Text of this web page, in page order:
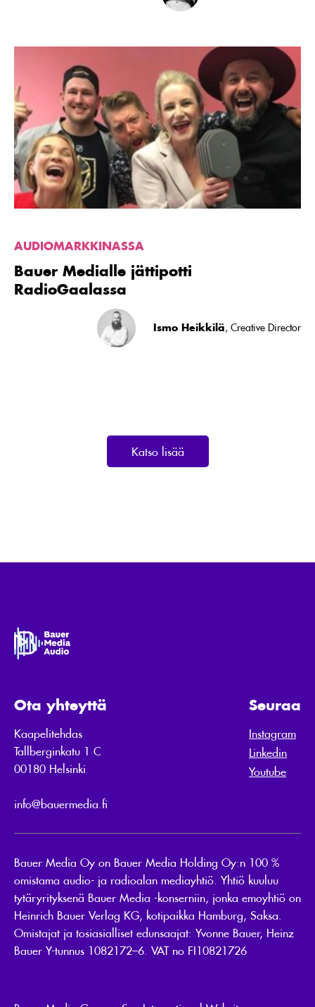
Medialle
jättipotti
RadioGaalassa
AUDIOMARKKINASSA
Bauer Medialle jättipotti
RadioGaalassa
Ismo Heikkilä, Creative Director
Katso lisää
Ota yhteyttä
Kaapelitehdas
Tallberginkatu 1 C
00180 Helsinki
info@bauermedia.fi
Seuraa
Instagram
Linkedin
Youtube
Bauer Media Oy on Bauer Media Holding Oy:n 100 %
omistama audio- ja radioalan mediayhtiö. Yhtiö kuuluu
tytäryrityksenä Bauer Media -konserniin, jonka emoyhtiö on
Heinrich Bauer Verlag KG, kotipaikka Hamburg, Saksa.
Omistajat ja tosiasialliset edunsaajat: Yvonne Bauer, Heinz
Bauer Y-tunnus 1082172–6. VAT no FI10821726